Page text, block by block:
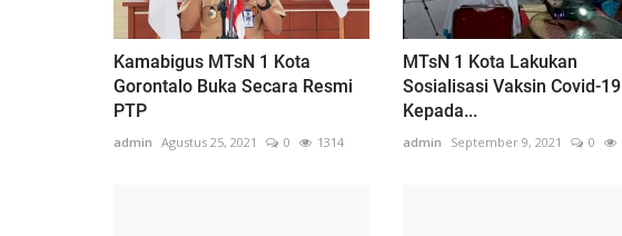
Kamabigus MTsN 1 Kota
Gorontalo Buka Secara Resmi
PTP
admin Agustus 25, 2021 0 1314
MTsN 1 Kota Lakukan
Sosialisasi Vaksin Covid-19
Kepada...
admin September 9, 2021 0